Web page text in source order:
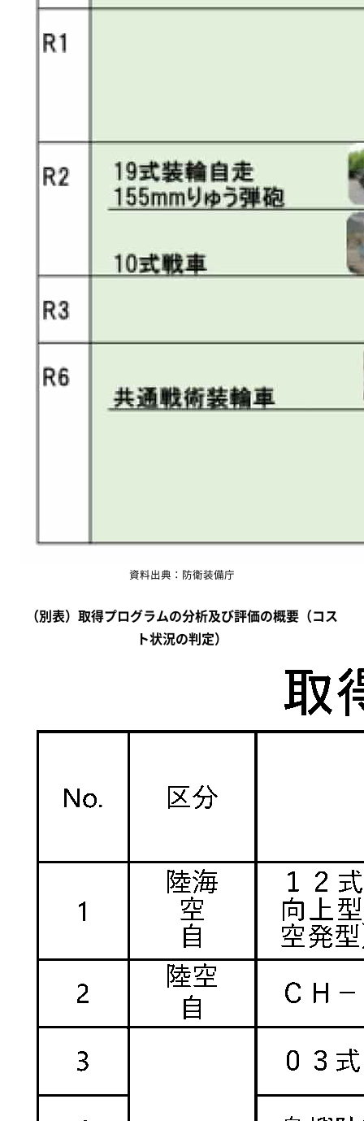
資料出典：防衛装備庁
（別表）取得プログラムの分析及び評価の概要（コス
ト状況の判定）